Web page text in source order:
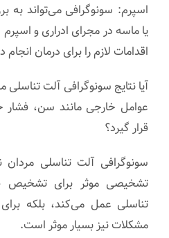
اسپرم: سونوگرافی می‌تواند به
یا ماسه در مجرای ادراری و
اقدامات لازم را برای درمان
آیا نتایج سونوگرافی آلت
عوامل خارجی مانند سن،
قرار گیرد؟
سونوگرافی آلت تناسلی مردان
تشخیصی موثر برای تشخیص
تناسلی عمل می‌کند، بلکه
مشکلات نیز بسیار موثر است.